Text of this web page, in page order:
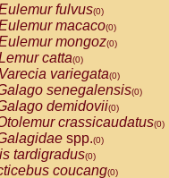
fulvus(0)
macaco(0)
mongoz(0)
catta(0)
Varecia variegata(0)
senegalensis(0)
demidovii(0)
crassicaudatus(0)
spp.(0)
tardigradus(0)
coucang(0)